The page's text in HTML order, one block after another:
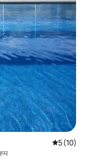
औसत रेटिंग
5 (10)